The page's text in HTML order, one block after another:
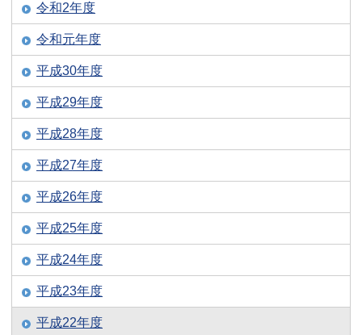
令和2年度
令和元年度
平成30年度
平成29年度
平成28年度
平成27年度
平成26年度
平成25年度
平成24年度
平成23年度
平成22年度